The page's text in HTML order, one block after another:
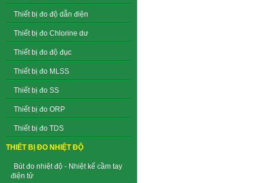
Thiết bị đo độ dẫn điện
Thiết bị đo Chlorine dư
Thiết bị đo độ đục
Thiết bị đo MLSS
Thiết bị đo SS
Thiết bị đo ORP
Thiết bị đo TDS
THIẾT BỊ ĐO NHIỆT ĐỘ
Bút đo nhiệt độ - Nhiệt kế cầm tay
điện tử